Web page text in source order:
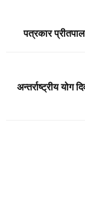
पत्रकार
अन्तर्राष्ट्रीय